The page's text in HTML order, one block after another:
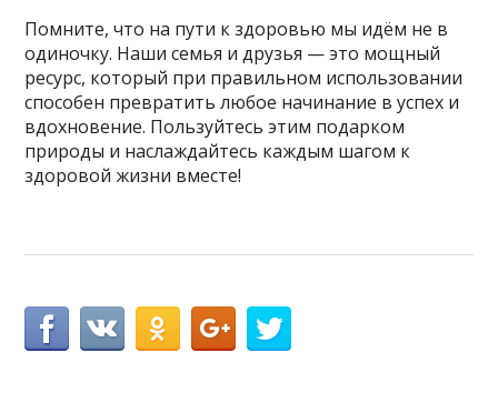
Помните, что на пути к здоровью мы идём не в
одиночку. Наши семья и друзья — это мощный
ресурс, который при правильном использовании
способен превратить любое начинание в успех и
вдохновение. Пользуйтесь этим подарком
природы и наслаждайтесь каждым шагом к
здоровой жизни вместе!